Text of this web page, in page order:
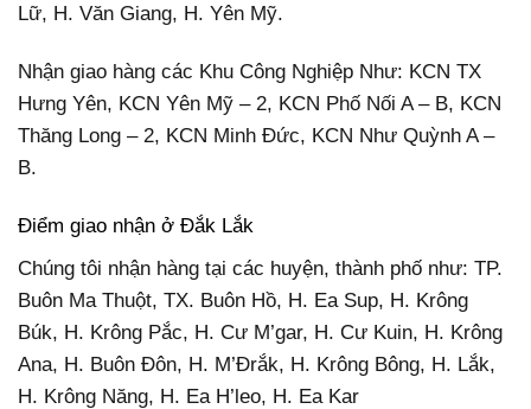
Lữ, H. Văn Giang, H. Yên Mỹ.
Nhận giao hàng các Khu Công Nghiệp Như: KCN TX
Hưng Yên, KCN Yên Mỹ – 2, KCN Phố Nối A – B, KCN
Thăng Long – 2, KCN Minh Đức, KCN Như Quỳnh A –
B.
Điểm giao nhận ở Đắk Lắk
Chúng tôi nhận hàng tại các huyện, thành phố như: TP.
Buôn Ma Thuột, TX. Buôn Hồ, H. Ea Sup, H. Krông
Búk, H. Krông Pắc, H. Cư M’gar, H. Cư Kuin, H. Krông
Ana, H. Buôn Đôn, H. M’Đrắk, H. Krông Bông, H. Lắk,
H. Krông Năng, H. Ea H’leo, H. Ea Kar